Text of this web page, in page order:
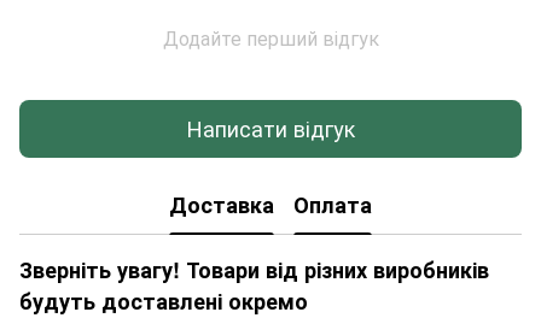
Додайте перший відгук
Написати відгук
Доставка Оплата
Зверніть увагу! Товари від різних виробників
будуть доставлені окремо